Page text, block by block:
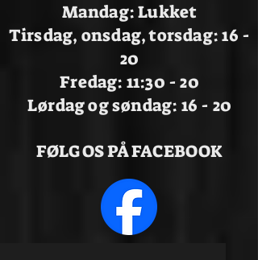
Mandag: Lukket
Tirsdag, onsdag, torsdag: 16 -
20
Fredag: 11:30 - 20
Lørdag og søndag: 16 - 20
FØLG OS PÅ FACEBOOK